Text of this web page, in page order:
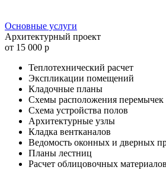
Основные услуги
Архитектурный проект
от 15 000 р
Теплотехнический расчет
Экспликации помещений
Кладочные планы
Схемы расположения перемычек
Схема устройства полов
Архитектурные узлы
Кладка вентканалов
Ведомость оконных и дверных
Планы лестниц
Расчет облицовочных материалов